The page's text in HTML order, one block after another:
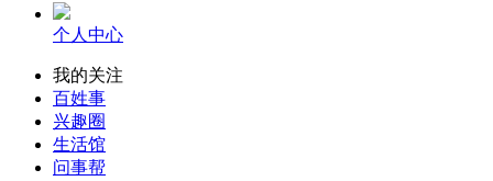
个人中心
我的关注
百姓事
兴趣圈
生活馆
问事帮